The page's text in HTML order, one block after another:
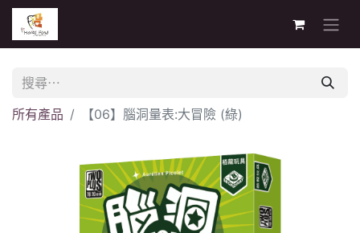
所有產品 【06】腦洞量表:大冒險 (綠)